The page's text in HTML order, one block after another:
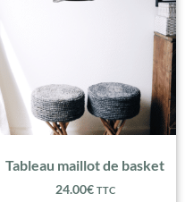
Tableau maillot de basket
24.00€ TTC